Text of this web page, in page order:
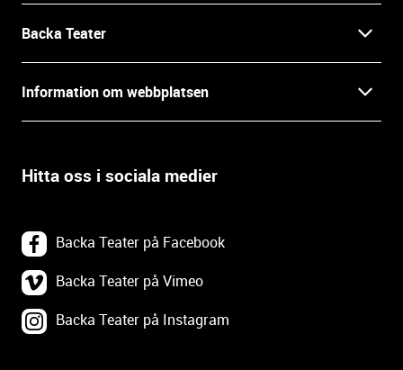
Backa Teater
Press
Prao, praktik och lediga tjänster
Göteborgs Stadsteater
Tävlingsvillkor
Information om webbplatsen
Tillgänglighetsdatabasen
Om webbplatsen
Tillgänglighetsredogörelse
Webbplatskarta
Hitta oss i sociala medier
Backa Teater på Facebook
Backa Teater på Vimeo
Backa Teater på Instagram